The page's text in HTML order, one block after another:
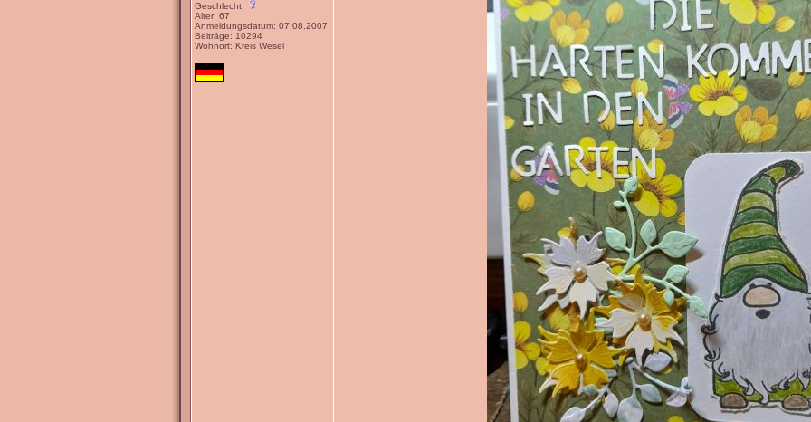
Geschlecht:
Alter: 67
Anmeldungsdatum: 07.08.2007
Beiträge: 10294
Wohnort: Kreis Wesel